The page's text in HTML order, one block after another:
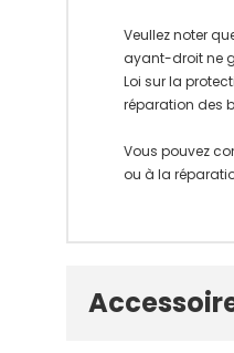
Veullez noter
ayant-droit ne
Loi sur la
réparation des
Vous pouvez
ou à la
personnalisé